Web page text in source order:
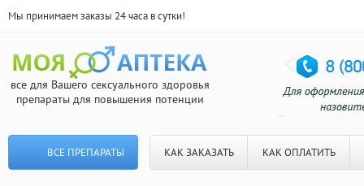
Мы принимаем заказы 24 часа в сутки!
все для Вашего сексуального здоровья
препараты для повышения потенции
ВСЕ ПРЕПАРАТЫ КАК ЗАКАЗАТЬ КАК ОПЛАТИТЬ